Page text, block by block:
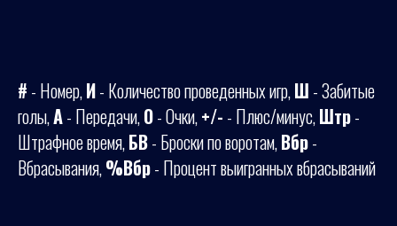
# - Номер,И- Количество проведенных игр,Ш - Забитые
голы,А- Передачи,О- Очки,+/- - Плюс/минус,Штр-
Штрафное время,БВ- Броски по воротам,Вбр-
Вбрасывания,%Вбр- Процент выигранных вбрасываний